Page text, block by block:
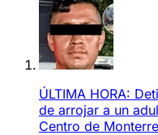
ÚLTIMA HORA:
de arrojar a un
Centro de